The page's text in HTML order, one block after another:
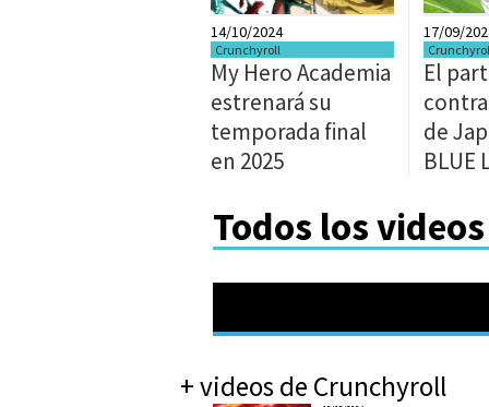
14/10/2024
Crunchyroll
My Hero Academia
estrenará su
temporada final
en 2025
17/09/
El
de
BLUE
Todos los
+ videos de Crunchyroll